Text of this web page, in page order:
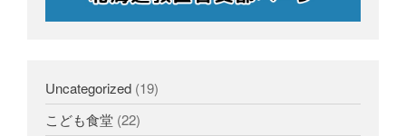
Uncategorized (19)
こども食堂 (22)